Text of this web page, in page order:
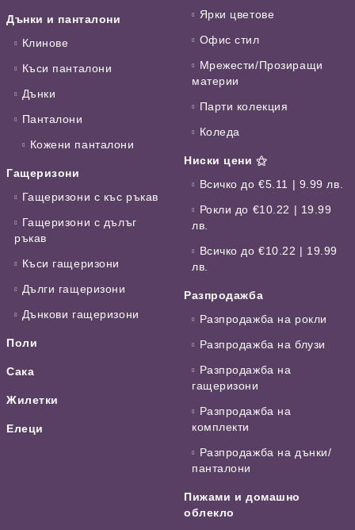
Дънки и панталони
Клинове
Къси панталони
Дънки
Панталони
Кожени панталони
Гащеризони
Гащеризони с къс ръкав
Гащеризони с дълъг
ръкав
Къси гащеризони
Дълги гащеризони
Дънкови гащеризони
Поли
Сака
Жилетки
Елеци
Ярки цветове
Офис стил
Мрежести/Прозиращи
материи
Парти колекция
Коледа
Ниски цени ⚝
Всичко до €5.11 | 9.99 лв.
Рокли до €10.22 | 19.99
лв.
Всичко до €10.22 | 19.99
лв.
Разпродажба
Разпродажба на рокли
Разпродажба на блузи
Разпродажба на
гащеризони
Разпродажба на
комплекти
Разпродажба на дънки/
панталони
Пижами и домашно
облекло